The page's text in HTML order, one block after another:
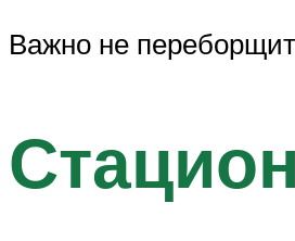
Важно не